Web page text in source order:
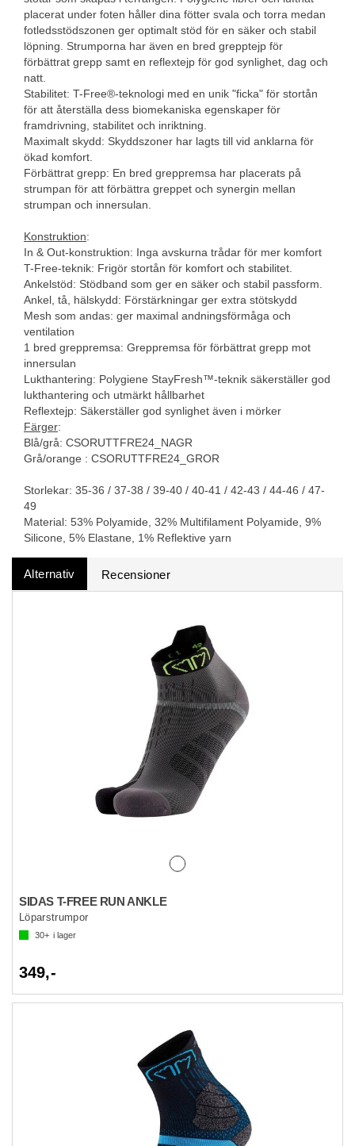
placerat under foten håller dina fötter svala och torra medan
fotledsstödszonen ger optimalt stöd för en säker och stabil
löpning. Strumporna har även en bred grepptejp för
förbättrat grepp samt en reflextejp för god synlighet, dag och
natt.
Stabilitet: T-Free®-teknologi med en unik "ficka" för stortån
för att återställa dess biomekaniska egenskaper för
framdrivning, stabilitet och inriktning.
Maximalt skydd: Skyddszoner har lagts till vid anklarna för
ökad komfort.
Förbättrat grepp: En bred greppremsa har placerats på
strumpan för att förbättra greppet och synergin mellan
strumpan och innersulan.
Konstruktion:
In & Out-konstruktion: Inga avskurna trådar för mer komfort
T-Free-teknik: Frigör stortån för komfort och stabilitet.
Ankelstöd: Stödband som ger en säker och stabil passform.
Ankel, tå, hälskydd: Förstärkningar ger extra stötskydd
Mesh som andas: ger maximal andningsförmåga och
ventilation
1 bred greppremsa: Greppremsa för förbättrat grepp mot
innersulan
Lukthantering: Polygiene StayFresh™-teknik säkerställer god
lukthantering och utmärkt hållbarhet
Reflextejp: Säkerställer god synlighet även i mörker
Färger:
Blå/grå: CSORUTTFRE24_NAGR
Grå/orange : CSORUTTFRE24_GROR
Storlekar: 35-36 / 37-38 / 39-40 / 40-41 / 42-43 / 44-46 / 47-
49
Material: 53% Polyamide, 32% Multifilament Polyamide, 9%
Silicone, 5% Elastane, 1% Reflektive yarn
Alternativ Recensioner
SIDAS T-FREE RUN ANKLE
Löparstrumpor
30+ i lager
349,-